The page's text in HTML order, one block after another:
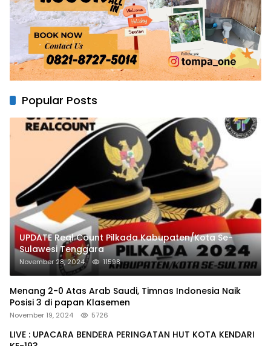
Popular Posts
UPDATE Real Count Pilkada Kabupaten/Kota Se-
Sulawesi Tenggara
November 28, 2024 11598
Menang 2-0 Atas Arab Saudi, Timnas Indonesia Naik
Posisi 3 di papan Klasemen
November 19, 2024 5726
LIVE : UPACARA BENDERA PERINGATAN HUT KOTA KENDARI